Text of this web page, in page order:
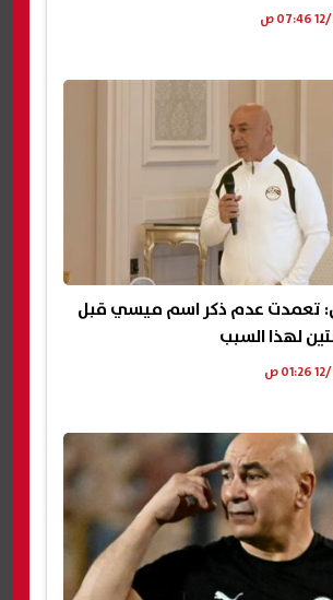
تعمدت عدم ذكر اسم ميسي قبل
لهذا السبب